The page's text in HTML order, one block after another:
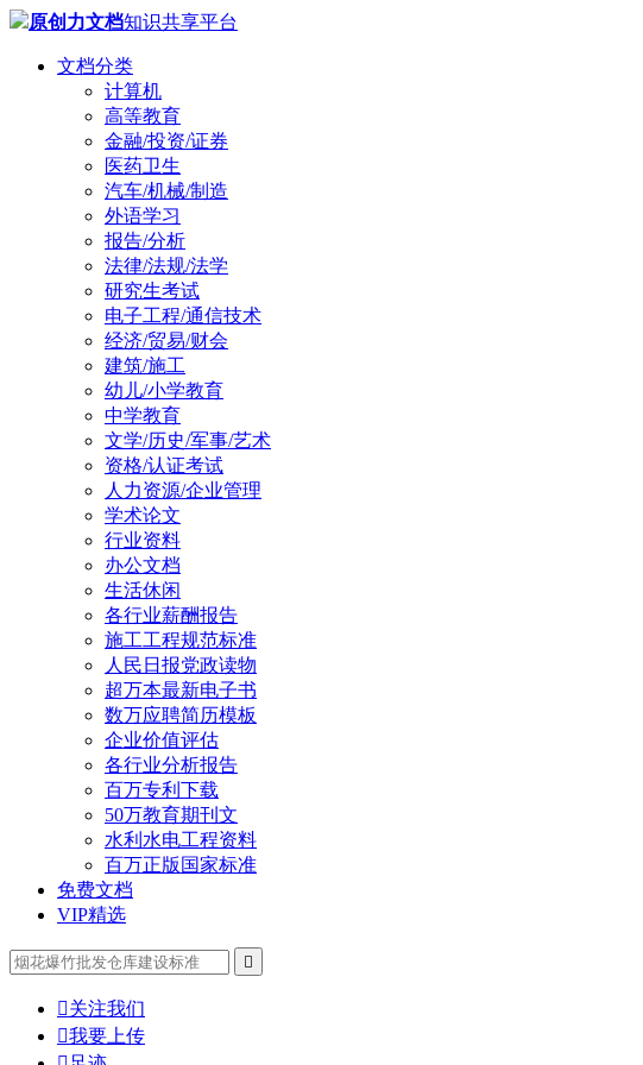
原创力文档知识共享平台
文档分类
计算机
高等教育
金融/投资/证券
医药卫生
汽车/机械/制造
外语学习
报告/分析
法律/法规/法学
研究生考试
电子工程/通信技术
经济/贸易/财会
建筑/施工
幼儿/小学教育
中学教育
文学/历史/军事/艺术
资格/认证考试
人力资源/企业管理
学术论文
行业资料
办公文档
生活休闲
各行业薪酬报告
施工工程规范标准
人民日报党政读物
超万本最新电子书
数万应聘简历模板
企业价值评估
各行业分析报告
百万专利下载
50万教育期刊文
水利水电工程资料
百万正版国家标准
免费文档
VIP精选

关注我们
我要上传